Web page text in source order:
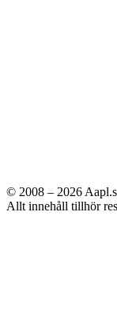
© 2008 – 2026
Allt innehåll tillhör